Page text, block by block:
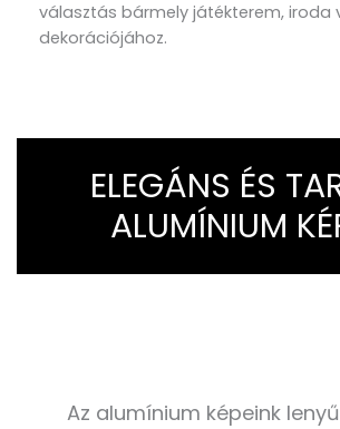
választás bármely játékterem, iroda
dekorációjához.
ELEGÁNS ÉS
ALUMÍNIUM
Az alumínium képeink